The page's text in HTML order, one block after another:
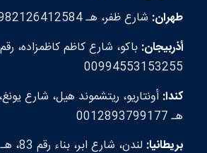
طهران: شارع ظفر، هـ 00982126412584
أذربيجان:
00994553153255
كندا:
هـ 0012893799177
بريطانيا:
لندن، شارع ابر، بناء رقم 83، هـ